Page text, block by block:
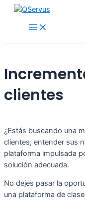
contenido
Main
Menu
clientes
¿Estás buscando una
clientes, entender sus
plataforma impulsada
solución adecuada.
No dejes pasar la
una plataforma de